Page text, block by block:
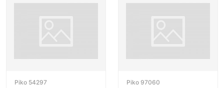
Piko 54297 Piko 97060